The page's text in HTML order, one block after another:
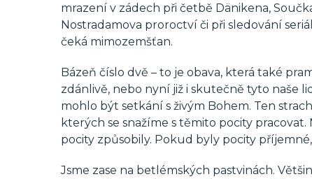
mrazení v zádech při četbě Dänikena,
Nostradamova proroctví či při sledování
čeká mimozemšťan.
Bázeň číslo dvě – to je obava, která také
zdánlivě, nebo nyní již i skutečně tyto naše
mohlo být setkání s živým Bohem. Ten
kterých se snažíme s těmito pocity
pocity způsobily. Pokud byly pocity
Jsme zase na betlémských pastvinách.